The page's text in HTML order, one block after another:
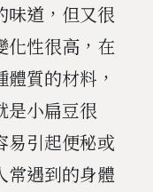
味道，但又很
化性很高，在
質的材料，
是小扁豆很
易引起便秘或
常遇到的身體